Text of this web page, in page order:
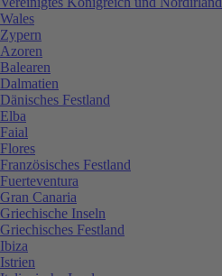
Wales
Zypern
Azoren
Balearen
Dalmatien
Dänisches Festland
Elba
Faial
Flores
Französisches Festland
Fuerteventura
Gran Canaria
Griechische Inseln
Griechisches Festland
Ibiza
Istrien